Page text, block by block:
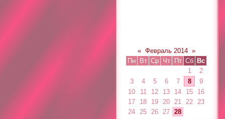
« Февраль 2014 »
Пн
Вт Ср Чт Пт Сб Вс
1
2
3
4 5 6 7 8
9
10
11 12 13 14 15
16
17
18 19 20 21 22 23
24 25 26 27 28